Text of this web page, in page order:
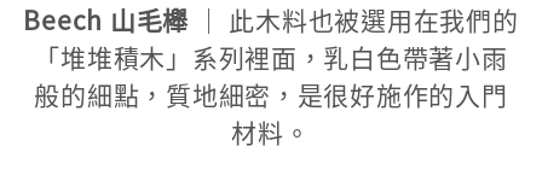
Beech 山毛櫸 ｜ 此木料也被選用在我們的
「堆堆積木」系列裡面，乳白色帶著小雨
般的細點，質地細密，是很好施作的入門
材料。